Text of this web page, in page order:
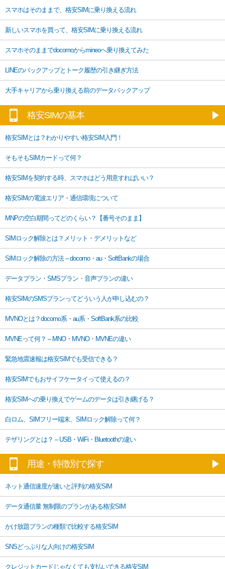
スマホはそのままで、格安SIMに乗り換える流れ
新しいスマホを買って、格安SIMに乗り換える流れ
スマホそのままでdocomoからmineoへ乗り換えてみた
LINEのバックアップとトーク履歴の引き継ぎ方法
大手キャリアから乗り換える前のデータバックアップ
格安SIMの基本
格安SIMとは？わかりやすい格安SIM入門！
そもそもSIMカードって何？
格安SIMを契約する時、スマホはどう用意すればいい？
格安SIMの電波エリア・通信環境について
MNPの空白期間ってどのくらい？【番号そのまま】
SIMロック解除とは？メリット・デメリットなど
SIMロック解除の方法 – docomo・au・SoftBankの場合
データプラン・SMSプラン・音声プランの違い
格安SIMのSMSプランってどういう人が申し込むの？
MVNOとは？docomo系・au系・SoftBank系の比較
MVNEって何？ – MNO・MVNO・MVNEの違い
緊急地震速報は格安SIMでも受信できる？
格安SIMでもおサイフケータイって使えるの？
格安SIMへの乗り換えでゲームのデータは引き継げる？
白ロム、SIMフリー端末、SIMロック解除って何？
テザリングとは？ – USB・WiFi・Bluetoothの違い
用途・特徴別で探す
ネット通信速度が速いと評判の格安SIM
データ通信量 無制限のプランがある格安SIM
かけ放題プランの種類で比較する格安SIM
SNSどっぷりな人向けの格安SIM
クレジットカードじゃなくても支払いできる格安SIM